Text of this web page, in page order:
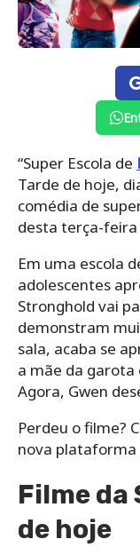
“Super Escola de
Tarde de hoje,
comédia de
desta terça-feira
Em uma escola
adolescentes
Stronghold vai
demonstram
sala, acaba se
a mãe da garota
Agora, Gwen
Perdeu o filme?
nova plataforma
Filme da
de hoje